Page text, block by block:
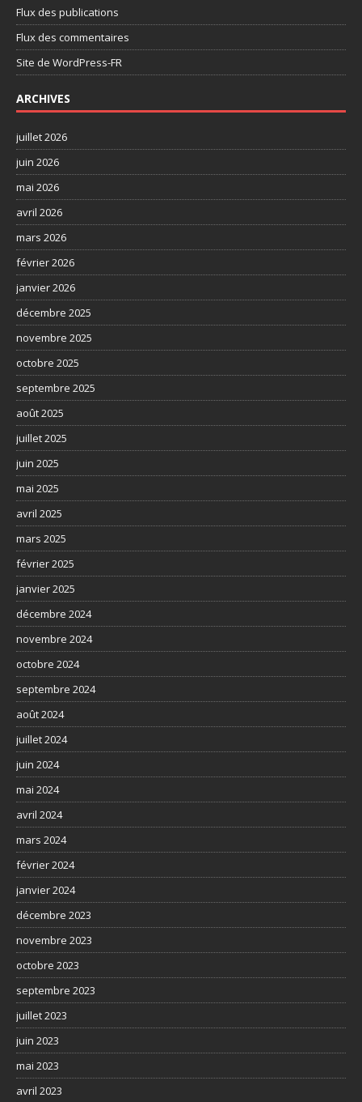
Flux des publications
Flux des commentaires
Site de WordPress-FR
ARCHIVES
juillet 2026
juin 2026
mai 2026
avril 2026
mars 2026
février 2026
janvier 2026
décembre 2025
novembre 2025
octobre 2025
septembre 2025
août 2025
juillet 2025
juin 2025
mai 2025
avril 2025
mars 2025
février 2025
janvier 2025
décembre 2024
novembre 2024
octobre 2024
septembre 2024
août 2024
juillet 2024
juin 2024
mai 2024
avril 2024
mars 2024
février 2024
janvier 2024
décembre 2023
novembre 2023
octobre 2023
septembre 2023
juillet 2023
juin 2023
mai 2023
avril 2023